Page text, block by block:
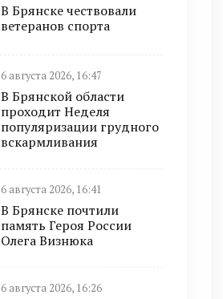
В Брянске чествовали
ветеранов спорта
6 августа 2026, 16:47
В Брянской области
проходит Неделя
популяризации грудного
вскармливания
6 августа 2026, 16:41
В Брянске почтили
память Героя России
Олега Визнюка
6 августа 2026, 16:26